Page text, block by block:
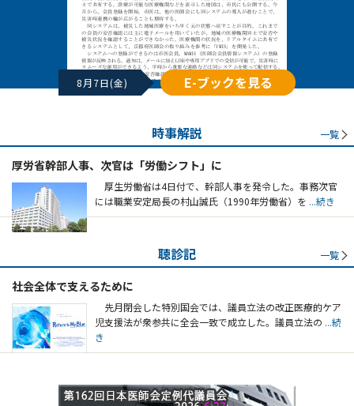
8月7日(金) E-ブックを見る
時事解説 一覧
厚労省幹部人事、次官は「労働シフト」に
厚生労働省は4日付で、幹部人事を発令した。事務次官
には職業安定局長の村山誠氏（1990年労働省）を ...続き
聴診記 一覧
社会全体で支えるために
先月閉会した特別国会では、議員立法の改正医療的ケア
児支援法が衆参共に全会一致で成立した。議員立法の ...続
き